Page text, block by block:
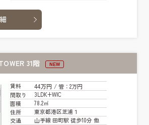
31階 NEW
賃料 44万円 / 管：2万円
間取り
3LDK+WIC
面積
78.2㎡
住所
東京都港区芝浦１
交通
山手線 田町駅 徒歩10分 他